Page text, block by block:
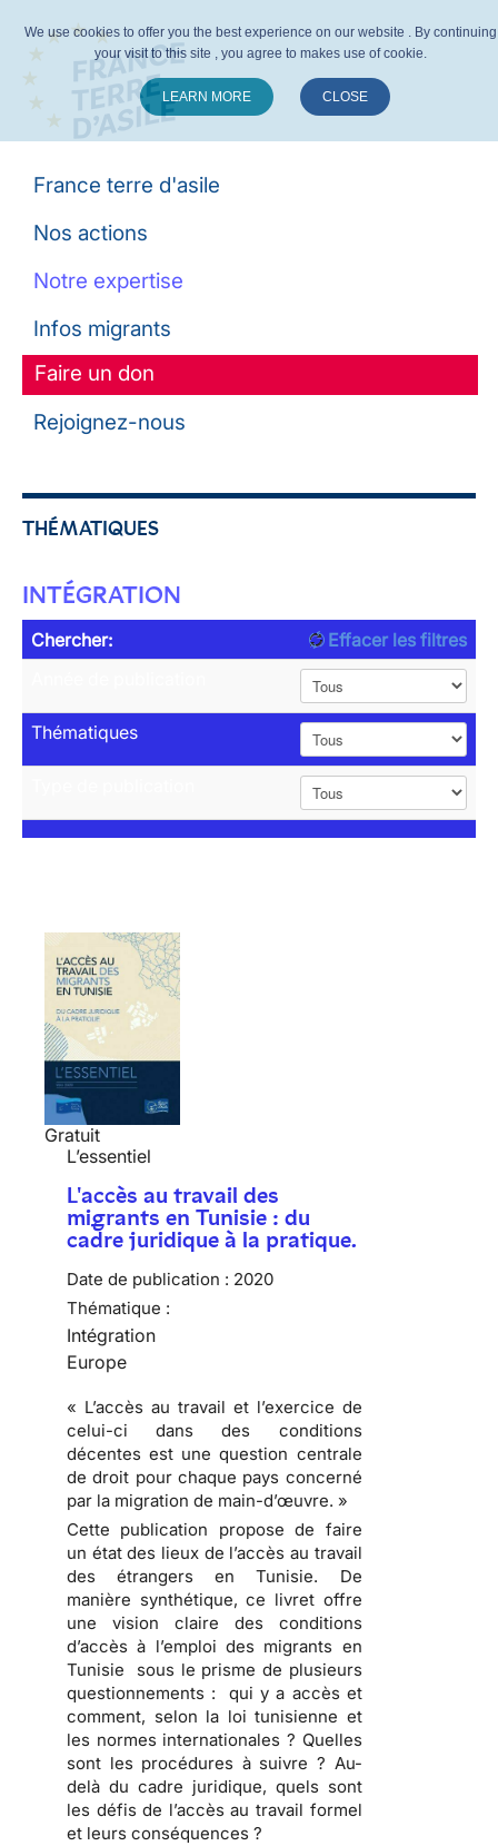
France terre d'asile
Nos actions
Notre expertise
Infos migrants
Faire un don
Rejoignez-nous
THÉMATIQUES
INTÉGRATION
Chercher:
Effacer les filtres
Thématiques
Gratuit
L’essentiel
L'accès au travail des
migrants en Tunisie : du
cadre juridique à la pratique.
Date de publication : 2020
Thématique :
Intégration
Europe
« L’accès au travail et l’exercice de
celui-ci dans des conditions
décentes est une question centrale
de droit pour chaque pays concerné
par la migration de main-d’œuvre. »
Cette publication propose de faire
un état des lieux de l’accès au travail
des étrangers en Tunisie. De
manière synthétique, ce livret offre
une vision claire des conditions
d’accès à l’emploi des migrants en
Tunisie sous le prisme de plusieurs
questionnements : qui y a accès et
comment, selon la loi tunisienne et
les normes internationales ? Quelles
sont les procédures à suivre ? Au-
delà du cadre juridique, quels sont
les défis de l’accès au travail formel
et leurs conséquences ?
We use cookies to offer you the best experience on our website . By continuing
your visit to this site , you agree to makes use of cookie.
LEARN MORE CLOSE